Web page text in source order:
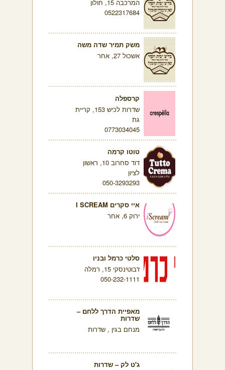
המרכבה 15, חולון
0522317684
משק תמיר שדה משה
אשכול 27, אחר
קרספלה
שדרות לכיש 153, קריית
גת
0773034045
טוטו קרמה
דוד סחרוב 10, ראשון
לציון
050-3293293
איי סקרים I SCREAM
ירוק 6, אחר
סלטי כרמל ובניו
ז'בוטינסקי 15, רמלה
050-232-1111
מאפיית הדרך ללחם –
שדרות
מנחם בגין , שדרות
ג'ט לק – שדרות